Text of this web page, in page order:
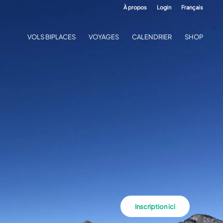
Inscription ici
À propos Login Français
VOLS BIPLACES VOYAGES CALENDRIER SHOP